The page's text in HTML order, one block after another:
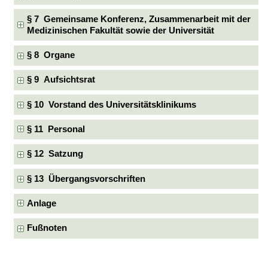
§ 7 Gemeinsame Konferenz, Zusammenarbeit mit der
Medizinischen Fakultät sowie der Universität
§ 8 Organe
§ 9 Aufsichtsrat
§ 10 Vorstand des Universitätsklinikums
§ 11 Personal
§ 12 Satzung
§ 13 Übergangsvorschriften
Anlage
Fußnoten